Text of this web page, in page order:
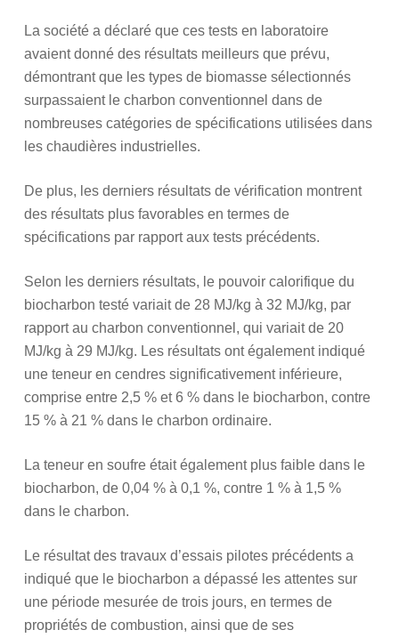
La société a déclaré que ces tests en laboratoire
avaient donné des résultats meilleurs que prévu,
démontrant que les types de biomasse sélectionnés
surpassaient le charbon conventionnel dans de
nombreuses catégories de spécifications utilisées dans
les chaudières industrielles.
De plus, les derniers résultats de vérification montrent
des résultats plus favorables en termes de
spécifications par rapport aux tests précédents.
Selon les derniers résultats, le pouvoir calorifique du
biocharbon testé variait de 28 MJ/kg à 32 MJ/kg, par
rapport au charbon conventionnel, qui variait de 20
MJ/kg à 29 MJ/kg. Les résultats ont également indiqué
une teneur en cendres significativement inférieure,
comprise entre 2,5 % et 6 % dans le biocharbon, contre
15 % à 21 % dans le charbon ordinaire.
La teneur en soufre était également plus faible dans le
biocharbon, de 0,04 % à 0,1 %, contre 1 % à 1,5 %
dans le charbon.
Le résultat des travaux d’essais pilotes précédents a
indiqué que le biocharbon a dépassé les attentes sur
une période mesurée de trois jours, en termes de
propriétés de combustion, ainsi que de ses